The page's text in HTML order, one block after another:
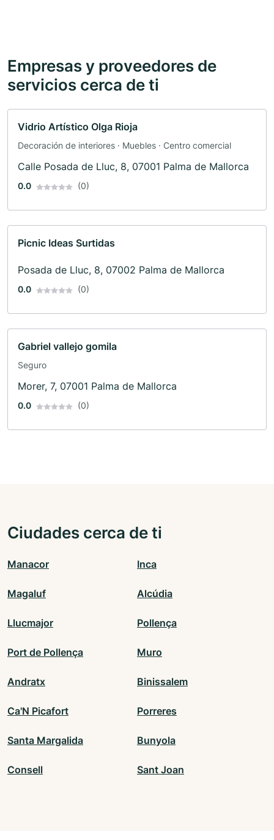
Empresas y proveedores de
servicios cerca de ti
Vidrio Artístico Olga Rioja
Decoración de interiores · Muebles · Centro comercial
Calle Posada de Lluc, 8, 07001 Palma de Mallorca
0.0 (0)
Picnic Ideas Surtidas
Posada de Lluc, 8, 07002 Palma de Mallorca
0.0 (0)
Gabriel vallejo gomila
Seguro
Morer, 7, 07001 Palma de Mallorca
0.0 (0)
Ciudades cerca de ti
Manacor Inca
Magaluf Alcúdia
Llucmajor Pollença
Port de Pollença Muro
Andratx Binissalem
Ca'N Picafort Porreres
Santa Margalida Bunyola
Consell Sant Joan